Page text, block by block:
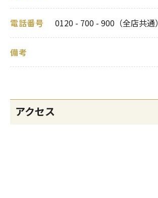
電話番号 0120 - 700 - 900（全店共通）
備考
アクセス